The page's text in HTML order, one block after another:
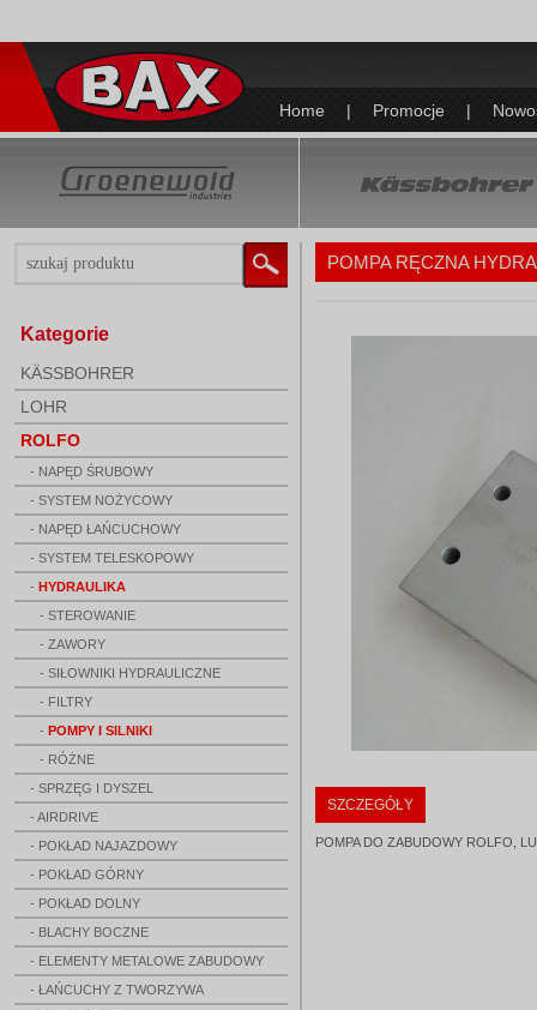
Home | Promocje |
Kategorie
KÄSSBOHRER
LOHR
ROLFO
- NAPĘD ŚRUBOWY
- SYSTEM NOŻYCOWY
- NAPĘD ŁAŃCUCHOWY
- SYSTEM TELESKOPOWY
- HYDRAULIKA
- STEROWANIE
- ZAWORY
- SIŁOWNIKI HYDRAULICZNE
- FILTRY
- POMPY I SILNIKI
- RÓŻNE
- SPRZĘG I DYSZEL
- AIRDRIVE
- POKŁAD NAJAZDOWY
- POKŁAD GÓRNY
- POKŁAD DOLNY
- BLACHY BOCZNE
- ELEMENTY METALOWE ZABUDOWY
- ŁAŃCUCHY Z TWORZYWA
POMPA RĘCZNA
SZCZEGÓŁY
POMPA DO ZABUDOWY ROLFO,